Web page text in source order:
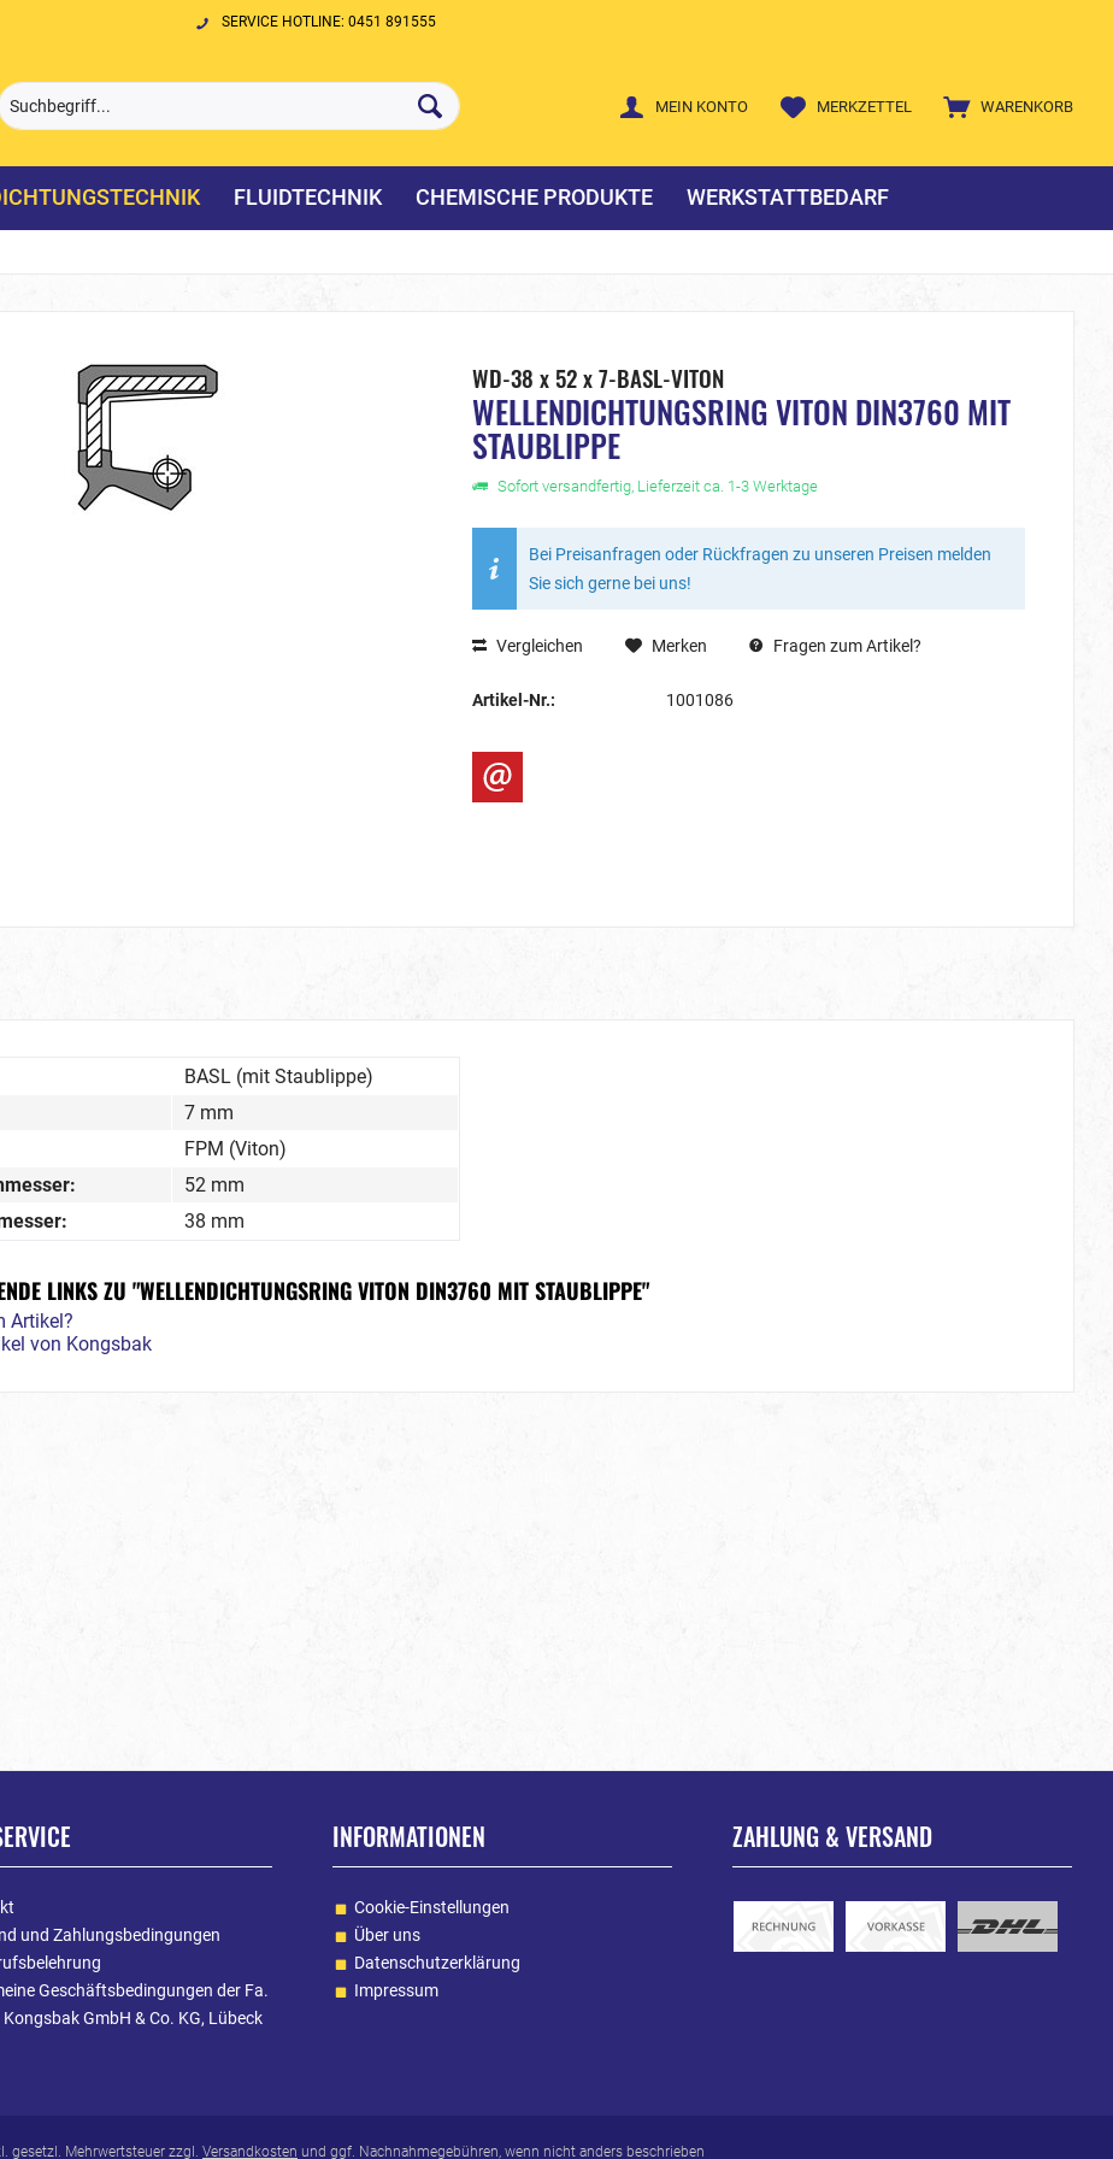
SERVICE HOTLINE: 0451 891555
WARENKORB
MERKZETTEL
MEIN KONTO
FLUIDTECHNIK CHEMISCHE PRODUKTE WERKSTATTBEDARF
WD-38 x 52 x 7-BASL-VITON
WELLENDICHTUNGSRING VITON DIN3760 MIT
STAUBLIPPE
Sofort versandfertig, Lieferzeit ca. 1-3 Werktage
Bei Preisanfragen oder Rückfragen zu unseren Preisen melden
Sie sich gerne bei uns!
Vergleichen Merken Fragen zum Artikel?
Artikel-Nr.: 1001086
BASL (mit Staublippe)
7 mm
FPM (Viton)
52 mm
38 mm
LINKS ZU "WELLENDICHTUNGSRING VITON DIN3760 MIT STAUBLIPPE"
Artikel?
von Kongsbak
und Zahlungsbedingungen
Geschäftsbedingungen der Fa.
Kongsbak GmbH & Co. KG, Lübeck
INFORMATIONEN
Cookie-Einstellungen
Über uns
Datenschutzerklärung
Impressum
ZAHLUNG & VERSAND
gesetzl. Mehrwertsteuer zzgl. Versandkosten und ggf. Nachnahmegebühren, wenn nicht anders beschrieben